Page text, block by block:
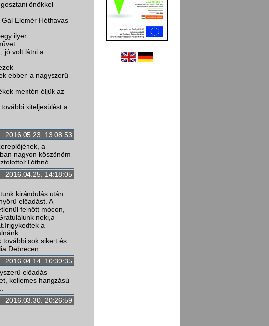
önökkel
Elemér Héthavas
ilyen
jó volt látni a
ebben a nagyszerű
mentén éljük az
kiteljesülést a
2016.05.23. 13:08:53
a
nagyon köszönöm
2016.04.25. 14:18:05
kirándulás után
előadást. A
felnőtt módon,
neki,a
a
további sok sikert és
Debrecen
2016.04.14. 16:39:35
előadás
kellemes hangzású
2016.03.30. 20:26:59